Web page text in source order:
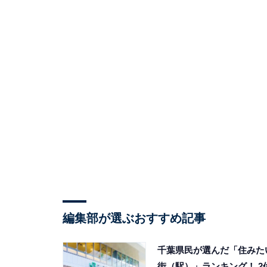
編集部が選ぶおすすめ記事
千葉県民が選んだ「住みた